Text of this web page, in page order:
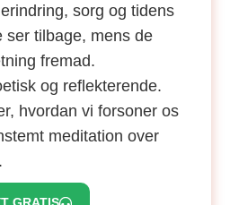
sorg og tidens
ser tilbage, mens de
fremad.
og reflekterende.
hvordan vi forsoner os
meditation over